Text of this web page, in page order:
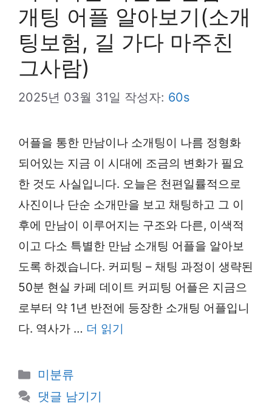
개팅 어플 알아보기(소개
팅보험, 길 가다 마주친
그사람)
2025년 03월 31일 작성자: 60s
어플을 통한 만남이나 소개팅이 나름 정형화
되어있는 지금 이 시대에 조금의 변화가 필요
한 것도 사실입니다. 오늘은 천편일률적으로
사진이나 단순 소개만을 보고 채팅하고 그 이
후에 만남이 이루어지는 구조와 다른, 이색적
이고 다소 특별한 만남 소개팅 어플을 알아보
도록 하겠습니다. 커피팅 – 채팅 과정이 생략된
50분 현실 카페 데이트 커피팅 어플은 지금으
로부터 약 1년 반전에 등장한 소개팅 어플입니
다. 역사가 … 더 읽기
카
테
미분류
댓글 남기기